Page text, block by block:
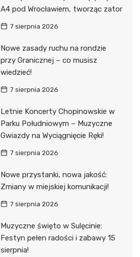
A4 pod Wrocławiem, tworząc zator
7 sierpnia 2026
Nowe zasady ruchu na rondzie
przy Granicznej – co musisz
wiedzieć!
7 sierpnia 2026
Letnie Koncerty Chopinowskie w
Parku Południowym – Muzyczne
Gwiazdy na Wyciągnięcie Ręki!
7 sierpnia 2026
Nowe przystanki, nowa jakość:
Zmiany w miejskiej komunikacji!
7 sierpnia 2026
Muzyczne święto w Sulęcinie:
Festyn pełen radości i zabawy 15
sierpnia!